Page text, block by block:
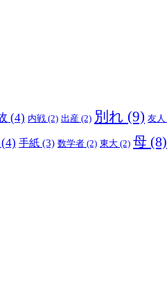
(4) 内戦 (2) 出産 (2) 別れ (9) 友人
(4) 手紙 (3) 数学者 (2) 東大 (2) 母 (8)